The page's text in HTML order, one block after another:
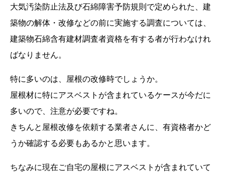
大気汚染防止法及び石綿障害予防規則で定められた、建
築物の解体・改修などの前に実施する調査については、
建築物石綿含有建材調査者資格を有する者が行わなけれ
ばなりません。
特に多いのは、屋根の改修時でしょうか。
屋根材に特にアスベストが含まれているケースが今だに
多いので、注意が必要ですね。
きちんと屋根改修を依頼する業者さんに、有資格者かど
うか確認する必要もあるかと思います。
ちなみに現在ご自宅の屋根にアスベストが含まれていて